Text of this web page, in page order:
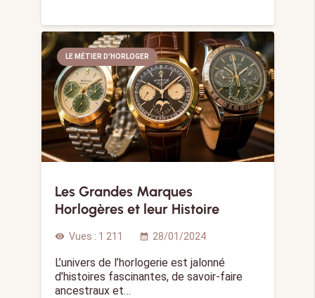
LE MÉTIER D'HORLOGER
Les Grandes Marques
Horlogères et leur Histoire
visibility Vues : 1 211 calendar_month 28/01/2024
L’univers de l’horlogerie est jalonné
d’histoires fascinantes, de savoir-faire
ancestraux et…